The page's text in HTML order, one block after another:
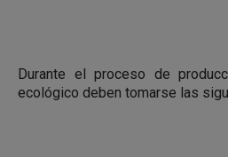
Durante el proceso de
ecológico deben tomarse las